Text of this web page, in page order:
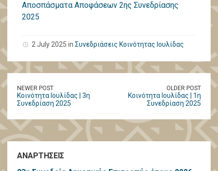
Αποσπάσματα Αποφάσεων 2ης Συνεδρίασης
2025
2 July 2025 in Συνεδριάσεις Κοινότητας Ιουλίδας
NEWER POST
Κοινότητα Ιουλίδας | 3η
Συνεδρίαση 2025
OLDER POST
Κοινότητα Ιουλίδας | 1η
Συνεδρίαση 2025
ΑΝΑΡΤΗΣΕΙΣ